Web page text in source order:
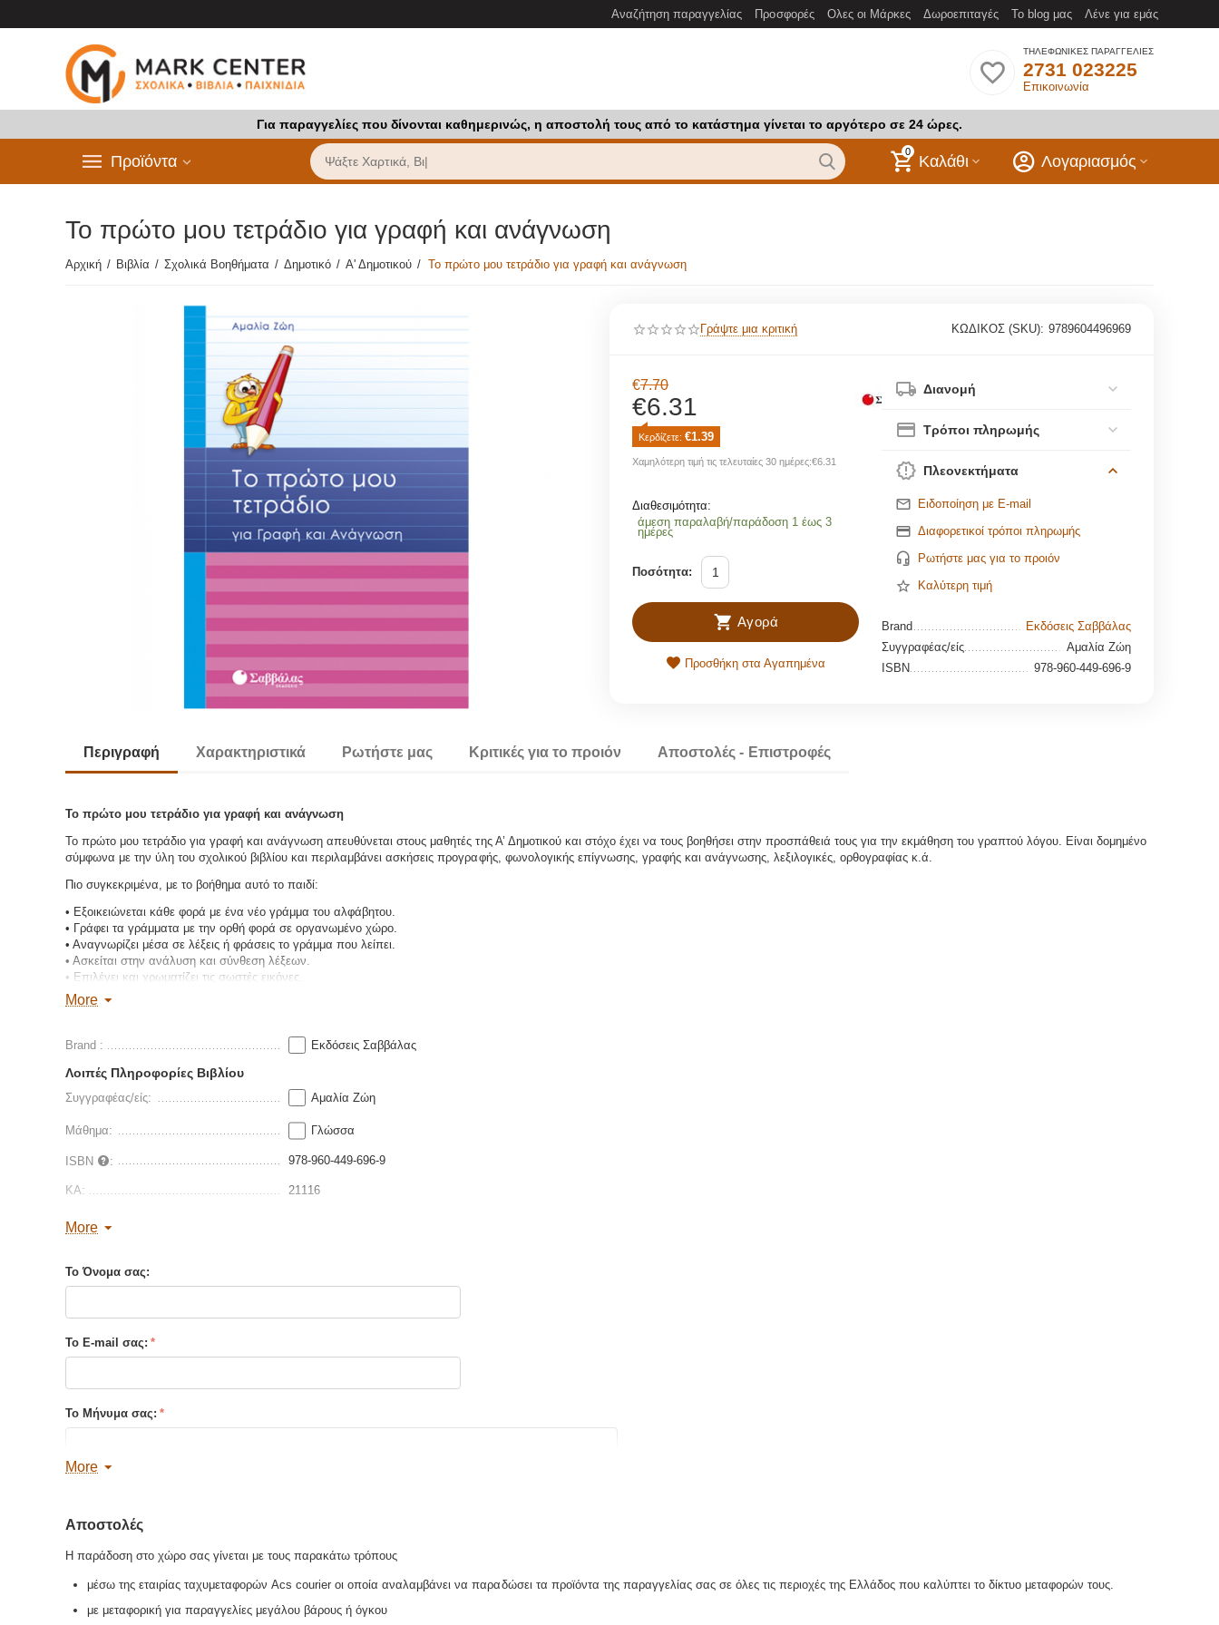
Αναζήτηση παραγγελίας Προσφορές Ολες οι Μάρκες Δωροεπιταγές Το blog μας Λένε για εμάς
ΤΗΛΕΦΩΝΙΚΕΣ ΠΑΡΑΓΓΕΛΙΕΣ
2731 023225
Επικοινωνία
Για παραγγελίες που δίνονται καθημερινώς, η αποστολή τους από το κατάστημα γίνεται το αργότερο σε 24 ώρες.
Προϊόντα Λογαριασμός
0
Καλάθι
Το πρώτο μου τετράδιο για γραφή και ανάγνωση
Αρχική / Βιβλία / Σχολικά Βοηθήματα / Δημοτικό / Α' Δημοτικού / Το πρώτο μου τετράδιο για γραφή και ανάγνωση
Γράψτε μια κριτική ΚΩΔΙΚΟΣ (SKU): 9789604496969
€7.70
€6.31
Κερδίζετε: €1.39
Χαμηλότερη τιμή τις τελευταίες 30 ημέρες:€6.31
Διαθεσιμότητα:
άμεση παραλαβή/παράδοση 1 έως 3
ημέρες
Ποσότητα:
Αγορά
Προσθήκη στα Αγαπημένα
Διανομή
Τρόποι πληρωμής
Πλεονεκτήματα
Ειδοποίηση με E-mail
Διαφορετικοί τρόποι πληρωμής
Ρωτήστε μας για το προιόν
Καλύτερη τιμή
Brand
Εκδόσεις Σαββάλας
Συγγραφέας/είς
Αμαλία Ζώη
ISBN
978-960-449-696-9
Περιγραφή Χαρακτηριστικά Ρωτήστε μας Κριτικές για το προιόν Αποστολές - Επιστροφές
Το πρώτο μου τετράδιο για γραφή και ανάγνωση
Το πρώτο μου τετράδιο για γραφή και ανάγνωση απευθύνεται στους μαθητές της Α’ Δημοτικού και στόχο έχει να τους βοηθήσει στην προσπάθειά τους για την εκμάθηση του γραπτού λόγου. Είναι δομημένο
σύμφωνα με την ύλη του σχολικού βιβλίου και περιλαμβάνει ασκήσεις προγραφής, φωνολογικής επίγνωσης, γραφής και ανάγνωσης, λεξιλογικές, ορθογραφίας κ.ά.
Πιο συγκεκριμένα, με το βοήθημα αυτό το παιδί:
• Εξοικειώνεται κάθε φορά με ένα νέο γράμμα του αλφάβητου.
• Γράφει τα γράμματα με την ορθή φορά σε οργανωμένο χώρο.
• Αναγνωρίζει μέσα σε λέξεις ή φράσεις το γράμμα που λείπει.
• Ασκείται στην ανάλυση και σύνθεση λέξεων.
• Επιλέγει και χρωματίζει τις σωστές εικόνες.
• Εξασκείται στην ορθογραφία.
More
Brand : Εκδόσεις Σαββάλας
Λοιπές Πληροφορίες Βιβλίου
Συγγραφέας/είς: Αμαλία Ζώη
Μάθημα: Γλώσσα
ISBN : 978-960-449-696-9
ΚΑ:
21116
Τύπος Εξωφύλλου:
Βρείτε παρόμοια
More
Το Όνομα σας:
Το E-mail σας:
Το Μήνυμα σας:
Αποστολή Αντιγράφου
Αποστολή
More
Αποστολές
Η παράδοση στο χώρο σας γίνεται με τους παρακάτω τρόπους
μέσω της εταιρίας ταχυμεταφορών Acs courier οι οποία αναλαμβάνει να παραδώσει τα προϊόντα της παραγγελίας σας σε όλες τις περιοχές της Ελλάδος που καλύπτει το δίκτυο μεταφορών τους.
με μεταφορική για παραγγελίες μεγάλου βάρους ή όγκου